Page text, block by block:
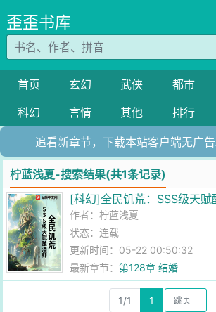
歪歪书库
首页 玄幻 武侠 都市
科幻
言情 其他 排行
追看新章节，下载本站客户端无广
柠蓝浅夏-搜索结果(共1条记录)
[科幻]全民饥荒：SSS级天赋
作者：柠蓝浅夏
状态：连载
更新时间：05-22 00:50:32
最新章节：第128章 结婚
1/1 1